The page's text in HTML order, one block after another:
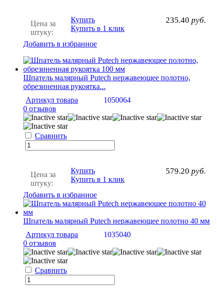
Цена за
штуку:
235.40 руб.
Купить
Купить в 1 клик
Добавить в избранное
Шпатель малярный Putech нержавеющее полотно,
обрезиненная рукоятка...
Артикул товара
1050064
0 отзывов
Сравнить
Цена за
штуку:
579.20 руб.
Купить
Купить в 1 клик
Добавить в избранное
Шпатель малярный Putech нержавеющее полотно 40 мм
Артикул товара
1035040
0 отзывов
Сравнить